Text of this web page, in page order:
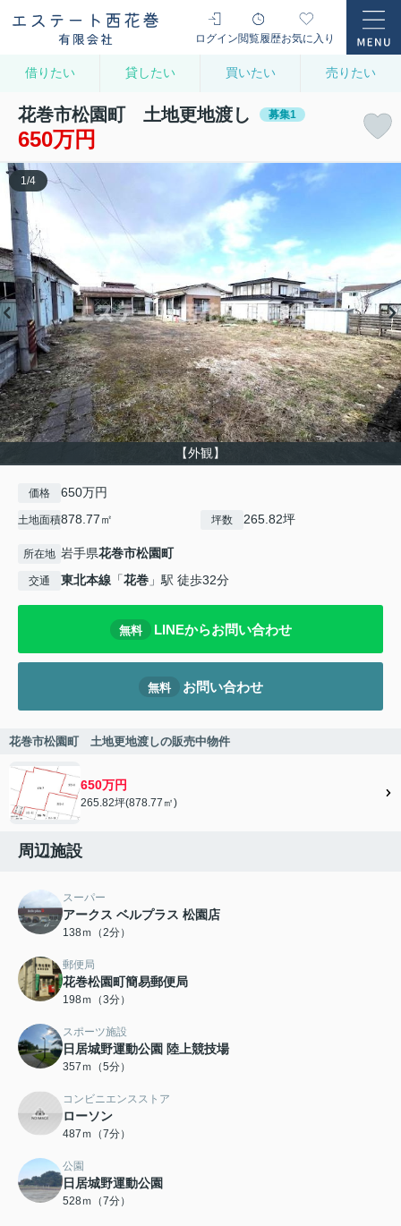
ログイン閲覧履歴お気に入り
借りたい 貸したい 買いたい 売りたい
花巻市松園町 土地更地渡し 募集1
650万円
【外観】
1 /4
価格 650万円
土地面積878.77㎡ 坪数 265.82坪
所在地 岩手県花巻市松園町
交通 東北本線 「花巻 」駅 徒歩32分
無料 LINEからお問い合わせ
無料 お問い合わせ
花巻市松園町 土地更地渡しの販売中物件
650万円
265.82坪(878.77㎡)
周辺施設
スーパー
アークス ベルプラス 松園店
138ｍ（2分）
郵便局
花巻松園町簡易郵便局
198ｍ（3分）
スポーツ施設
日居城野運動公園 陸上競技場
357ｍ（5分）
コンビニエンスストア
ローソン
487ｍ（7分）
公園
日居城野運動公園
528ｍ（7分）